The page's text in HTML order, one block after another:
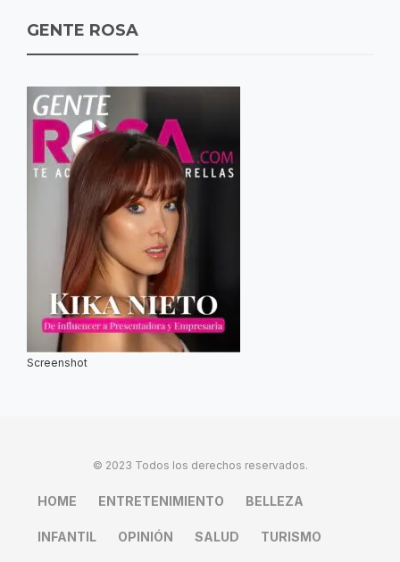
GENTE ROSA
Screenshot
© 2023 Todos los derechos reservados.
HOME ENTRETENIMIENTO BELLEZA
INFANTIL OPINIÓN SALUD TURISMO